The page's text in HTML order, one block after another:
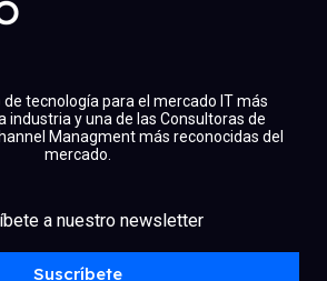
tecnología para el mercado IT más
industria y una de las Consultoras de
Managment más reconocidas del
mercado.
a nuestro newsletter
Suscríbete
instagram
spotify